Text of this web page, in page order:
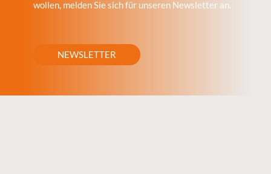
wollen, melden Sie sich für unseren Newsletter an.
NEWSLETTER